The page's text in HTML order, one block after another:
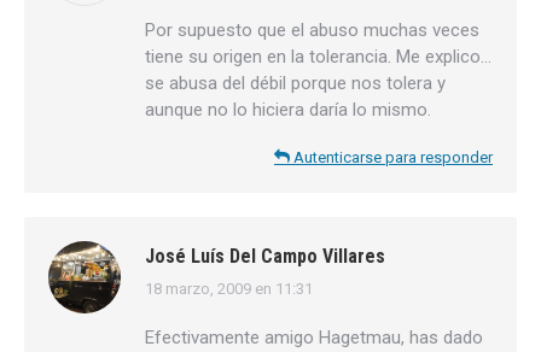
Por supuesto que el abuso muchas veces
tiene su origen en la tolerancia. Me explico…
se abusa del débil porque nos tolera y
aunque no lo hiciera daría lo mismo.
Autenticarse para responder
José Luís Del Campo Villares
dice:
18 marzo, 2009 en 11:31
Efectivamente amigo Hagetmau, has dado